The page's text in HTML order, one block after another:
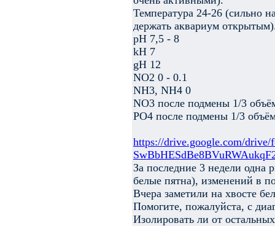
Температура 24-26 (сильно
держать аквариум
pH 7,5 - 8
kH 7
gH 12
NO2 0 - 0.1
NH3, NH4 0
NO3 после подмены 1/3
PO4 после подмены 1/3
https://drive.google.com/drive/
За последние 3 недели одна
белые пятна), изменений в
Вчера заметили на хвосте
Помогите, пожалуйста, с
Изолировать ли от